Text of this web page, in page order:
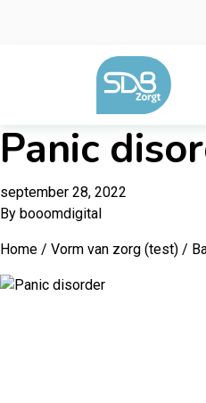
Panic
september 28, 2022
By booomdigital
Home / Vorm van zorg (test) /